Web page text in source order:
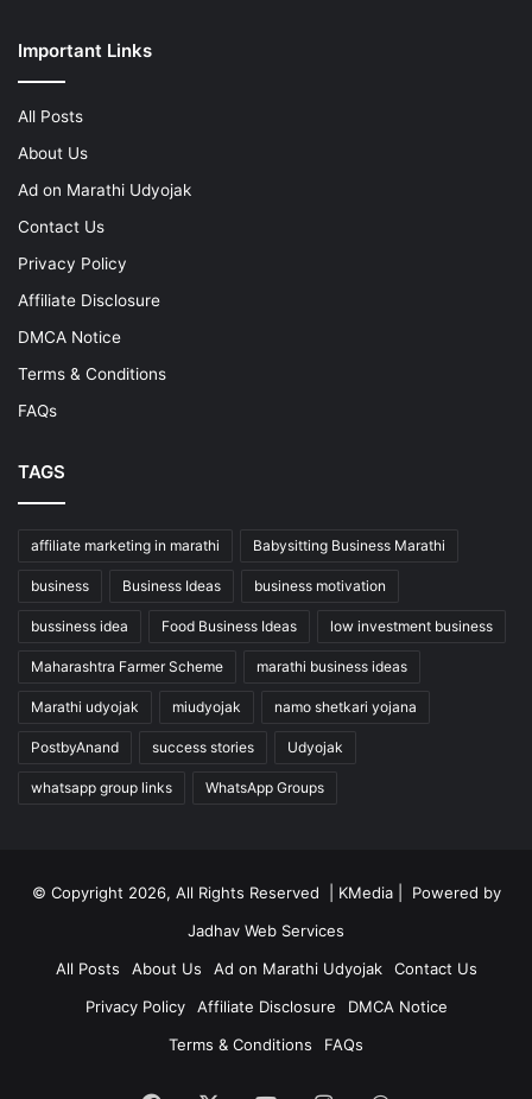
Important Links
All Posts
About Us
Ad on Marathi Udyojak
Contact Us
Privacy Policy
Affiliate Disclosure
DMCA Notice
Terms & Conditions
FAQs
TAGS
affiliate marketing in marathi Babysitting Business Marathi
business Business Ideas business motivation
bussiness idea Food Business Ideas low investment business
Maharashtra Farmer Scheme marathi business ideas
Marathi udyojak miudyojak namo shetkari yojana
PostbyAnand success stories Udyojak
whatsapp group links WhatsApp Groups
© Copyright 2026, All Rights Reserved | KMedia | Powered by
Jadhav Web Services
All Posts
About Us Ad on Marathi Udyojak
Contact Us
Privacy Policy
Affiliate Disclosure
DMCA Notice
Terms & Conditions
FAQs